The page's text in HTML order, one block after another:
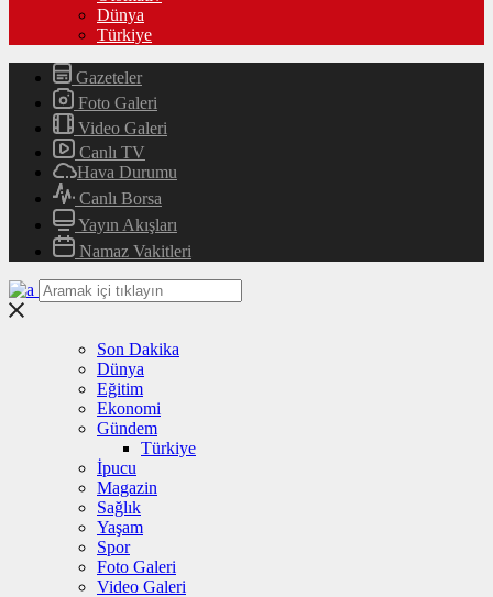
Dünya
Türkiye
Gazeteler
Foto Galeri
Video Galeri
Canlı TV
Hava Durumu
Canlı Borsa
Yayın Akışları
Namaz Vakitleri
Son Dakika
Dünya
Eğitim
Ekonomi
Gündem
Türkiye
İpucu
Magazin
Sağlık
Yaşam
Spor
Foto Galeri
Video Galeri